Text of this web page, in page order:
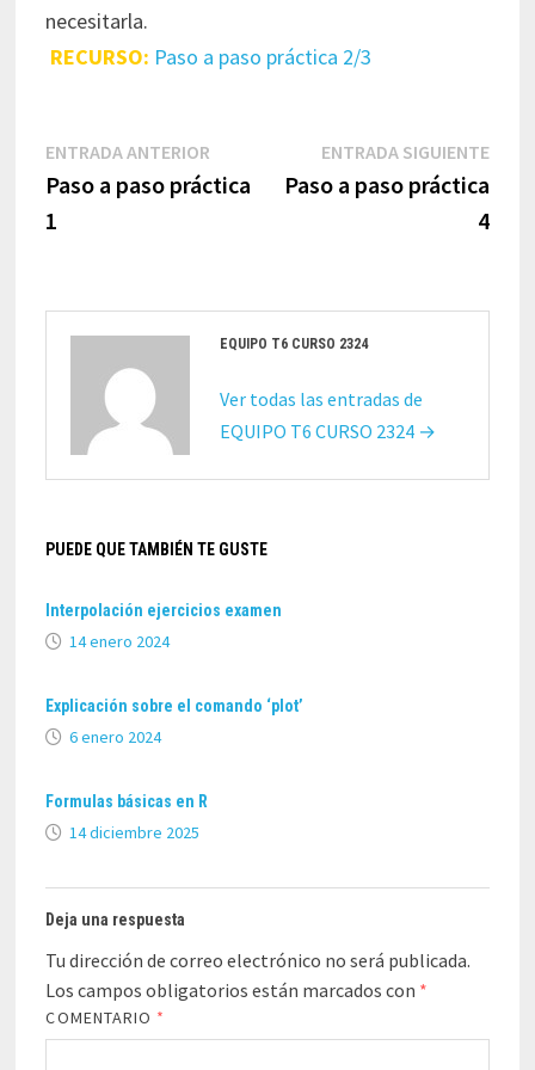
necesitarla.
RECURSO: Paso a paso práctica 2/3
Navegación
entradas
ENTRADA ANTERIOR
anterior:
Paso a paso práctica
1
ENTRADA SIGUIENTE
Paso a paso práctica
4
EQUIPO T6 CURSO 2324
Ver todas las entradas de
EQUIPO T6 CURSO 2324 →
PUEDE QUE TAMBIÉN TE GUSTE
Interpolación ejercicios examen
14 enero 2024
Explicación sobre el comando ‘plot’
6 enero 2024
Formulas básicas en R
14 diciembre 2025
Deja una respuesta
Tu dirección de correo electrónico no será publicada.
Los campos obligatorios están marcados con *
COMENTARIO *